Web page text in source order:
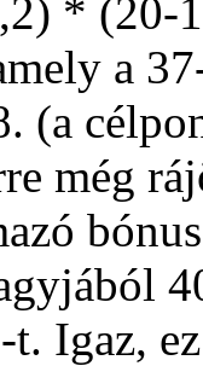
* (20-
a
(a
még
Igaz,